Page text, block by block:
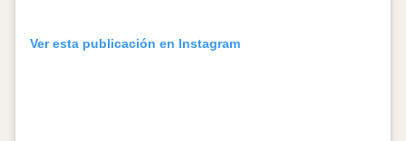
Ver esta publicación en Instagram